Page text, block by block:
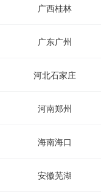
广西桂林
广东广州
河北石家庄
河南郑州
海南海口
安徽芜湖